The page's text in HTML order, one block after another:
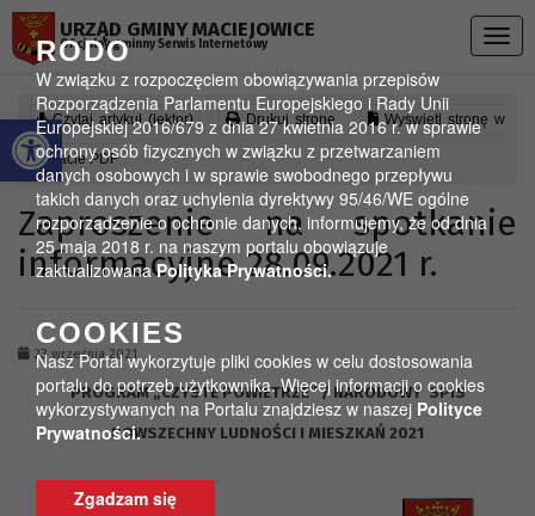
Otwórz pasek narzędzi
RODO
W związku z rozpoczęciem obowiązywania przepisów
Rozporządzenia Parlamentu Europejskiego i Rady Unii
Europejskiej 2016/679 z dnia 27 kwietnia 2016 r. w sprawie
ochrony osób fizycznych w związku z przetwarzaniem
danych osobowych i w sprawie swobodnego przepływu
takich danych oraz uchylenia dyrektywy 95/46/WE ogólne
rozporządzenie o ochronie danych, informujemy, że od dnia
25 maja 2018 r. na naszym portalu obowiązuje
zaktualizowanaPolityka Prywatności.
COOKIES
Nasz Portal wykorzytuje pliki cookies w celu dostosowania
portalu do potrzeb użytkownika. Więcej informacji o cookies
wykorzystywanych na Portalu znajdziesz w naszej Polityce
Prywatności.
Zgadzam się
URZĄD GMINY MACIEJOWICE
Oficjalny gminny Serwis Internetowy
Czytaj artykuł (lektor) Drukuj stronę Wyświetl stronę w
formacie PDF
Zaproszenie na spotkanie
informacyjne 28.09.2021 r.
23 września 2021
PROGRAM „CZYSTE POWIETRZE” / NARODOWY SPIS
POWSZECHNY LUDNOŚCI I MIESZKAŃ 2021